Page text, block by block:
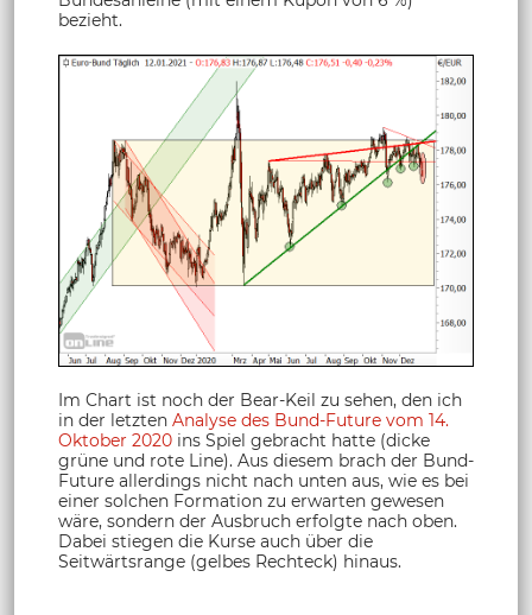
bezieht.
Im Chart ist noch der Bear-Keil zu sehen, den ich
in der letzten Analyse des Bund-Future vom 14.
Oktober 2020 ins Spiel gebracht hatte (dicke
grüne und rote Line). Aus diesem brach der Bund-
Future allerdings nicht nach unten aus, wie es bei
einer solchen Formation zu erwarten gewesen
wäre, sondern der Ausbruch erfolgte nach oben.
Dabei stiegen die Kurse auch über die
Seitwärtsrange (gelbes Rechteck) hinaus.